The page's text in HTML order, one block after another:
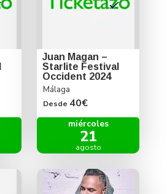
Juan Magan –
Starlite Festival
Occident 2024
Málaga
Desde 40€
miércoles
21
agosto